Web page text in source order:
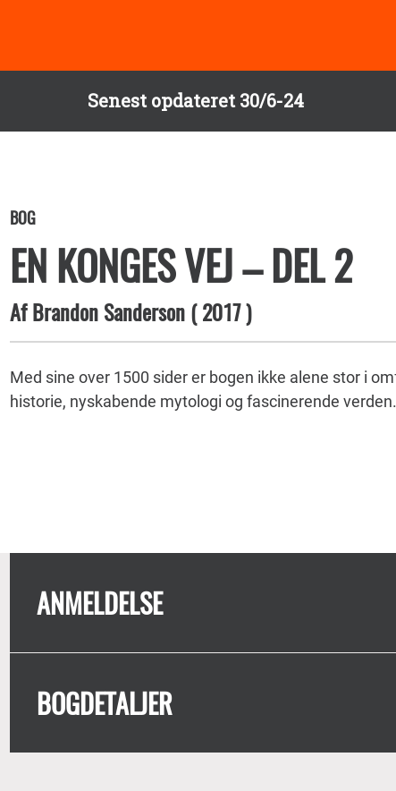
Senest opdateret 30/6-24
BOG
EN KONGES VEJ – DEL 2
AfBrandon Sanderson(2017)
Med sine over 1500 sider er bogen ikke alene stor i
historie, nyskabende mytologi og fascinerende verden.
ANMELDELSE
BOGDETALJER